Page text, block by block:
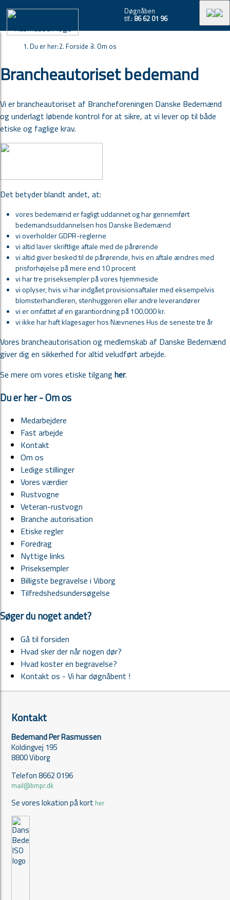
Døgnåben
tlf.:86 62 01 96
Du er her: Forside - Om os
Brancheautoriset bedemand
Vi er brancheautoriset af Brancheforeningen Danske Bedemænd
og underlagt løbende kontrol for at sikre, at vi lever op til både
etiske og faglige krav.
Det betyder blandt andet, at:
vores bedemænd er fagligt uddannet og har gennemført
bedemandsuddannelsen hos Danske Bedemænd
vi overholder GDPR-reglerne
vi altid laver skriftlige aftale med de pårørende
vi altid giver besked til de pårørende, hvis en aftale ændres med
prisforhøjelse på mere end 10 procent
vi har tre priseksempler på vores hjemmeside
vi oplyser, hvis vi har indgået provisionsaftaler med eksempelvis
blomsterhandleren, stenhuggeren eller andre leverandører
vi er omfattet af en garantiordning på 100.000 kr.
vi ikke har haft klagesager hos Nævnenes Hus de seneste tre år
Vores brancheautorisation og medlemskab af Danske Bedemænd
giver dig en sikkerhed for altid veludført arbejde.
Se mere om vores etiske tilgangher.
Du er her - Om os
Medarbejdere
Fast arbejde
Kontakt
Om os
Ledige stillinger
Vores værdier
Rustvogne
Veteran-rustvogn
Branche autorisation
Etiske regler
Foredrag
Nyttige links
Priseksempler
Billigste begravelse i Viborg
Tilfredshedsundersøgelse
Søger du noget andet?
Gå til forsiden
Hvad sker der når nogen dør?
Hvad koster en begravelse?
Kontakt os - Vi har døgnåbent !
Kontakt
Bedemand Per Rasmussen
Koldingvej 195
8800 Viborg
Telefon 8662 0196
mail@bmpr.dk
Se vores lokation på kort her